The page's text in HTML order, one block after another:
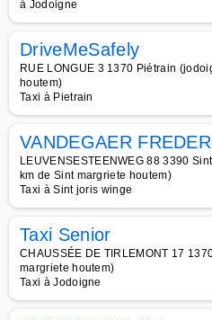
à Jodoigne
DriveMeSafely
RUE LONGUE 3 1370 Piétrain
houtem)
Taxi à Pietrain
VANDEGAER
LEUVENSESTEENWEG 88 3390
km de Sint margriete houtem)
Taxi à Sint joris winge
Taxi Senior
CHAUSSÉE DE TIRLEMONT 17
margriete houtem)
Taxi à Jodoigne